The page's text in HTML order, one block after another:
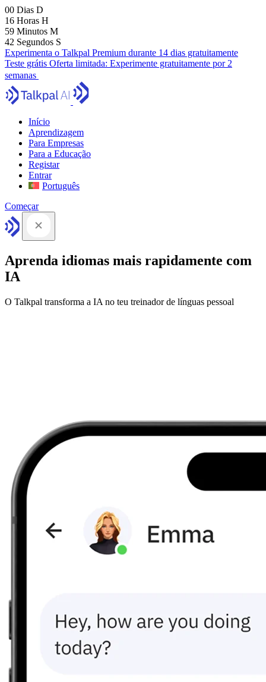
00 Dias D
16 Horas H
59 Minutos M
41 Segundos S
Experimenta o Talkpal Premium durante 14 dias gratuitamente
Teste grátis Oferta limitada: Experimente gratuitamente por 2
semanas
Início
Aprendizagem
Para Empresas
Para a Educação
Registar
Entrar
Português
Começar
Aprenda idiomas mais rapidamente com
IA
O Talkpal transforma a IA no teu treinador de línguas pessoal